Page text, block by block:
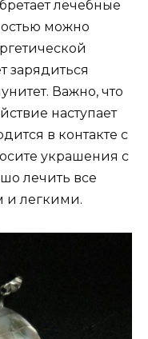
лечебные
можно
зарядиться
Важно, что
наступает
в контакте с
украшения с
лечить все
и легкими.